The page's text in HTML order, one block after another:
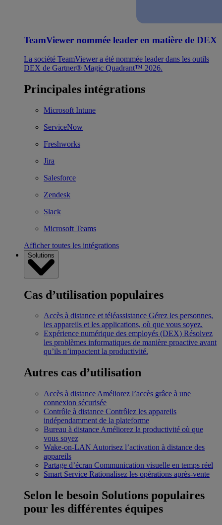
TeamViewer nommée leader en matière de DEX
La société TeamViewer a été nommée leader dans les outils
DEX de Gartner® Magic Quadrant™ 2026.
Principales intégrations
Microsoft Intune
ServiceNow
Freshworks
Jira
Salesforce
Zendesk
Slack
Microsoft Teams
Afficher toutes les intégrations
Solutions
Cas d’utilisation populaires
Accès à distance et téléassistance Gérez les personnes,
les appareils et les applications, où que vous soyez.
Expérience numérique des employés (DEX) Résolvez
les problèmes informatiques de manière proactive avant
qu’ils n’impactent la productivité.
Autres cas d’utilisation
Accès à distance Améliorez l’accès grâce à une
connexion sécurisée
Contrôle à distance Contrôlez les appareils
indépendamment de la plateforme
Bureau à distance Améliorez la productivité où que
vous soyez
Wake-on-LAN Autorisez l’activation à distance des
appareils
Partage d’écran Communication visuelle en temps réel
Smart Service Rationalisez les opérations après-vente
Selon le besoin Solutions populaires
pour les différentes équipes